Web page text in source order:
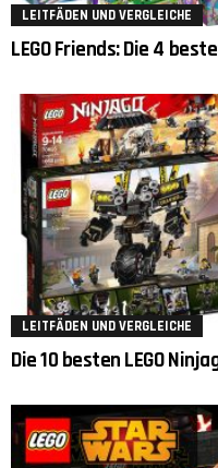
LEITFÄDEN UND VERGLEICHE
LEGO Friends: Die 4
LEITFÄDEN UND VERGLEICHE
Die 10 besten LEGO